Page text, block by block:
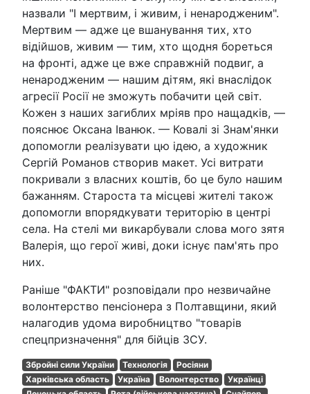
назвали "І мертвим, і живим, і ненародженим".
Мертвим — адже це вшанування тих, хто
відійшов, живим — тим, хто щодня бореться
на фронті, адже це вже справжній подвиг, а
ненародженим — нашим дітям, які внаслідок
агресії Росії не зможуть побачити цей світ.
Кожен з наших загиблих мріяв про нащадків, —
пояснює Оксана Іванюк. — Ковалі зі Знам'янки
допомогли реалізувати цю ідею, а художник
Сергій Романов створив макет. Усі витрати
покривали з власних коштів, бо це було нашим
бажанням. Староста та місцеві жителі також
допомогли впорядкувати територію в центрі
села. На стелі ми викарбували слова мого зятя
Валерія, що герої живі, доки існує пам'ять про
них.
Раніше "ФАКТИ" розповідали про незвичайне
волонтерство пенсіонера з Полтавщини, який
налагодив удома виробництво "товарів
спецпризначення" для бійців ЗСУ.
Збройні сили України Технологія
Росіяни
Харківська область
Україна Волонтерство
Українці